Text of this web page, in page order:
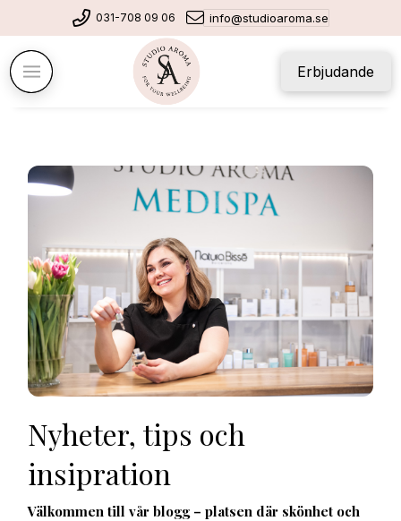
031-708 09 06 info@studioaroma.se
Erbjudande
Nyheter, tips och
insipration
Välkommen till vår blogg – platsen där skönhet och